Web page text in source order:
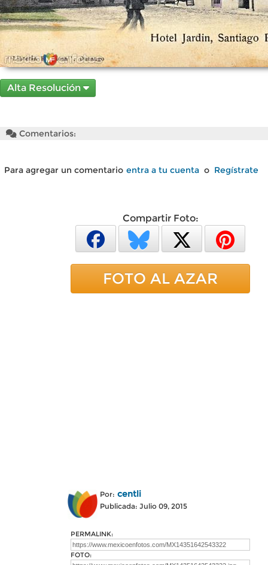
Alta Resolución
Comentarios:
Para agregar un comentario entra a tu cuenta o Regístrate
Compartir Foto:
FOTO AL AZAR
Por: centli
Publicada: Julio 09, 2015
PERMALINK:
FOTO: